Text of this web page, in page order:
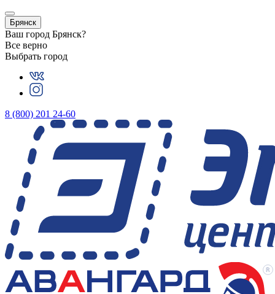
Брянск
Ваш город Брянск?
Все верно
Выбрать город
8 (800) 201 24-60